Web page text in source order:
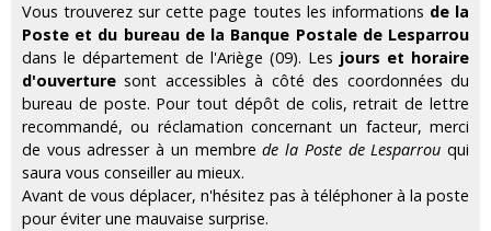
Vous trouverez sur cette page toutes les informations de la
Poste et du bureau de la Banque Postale de Lesparrou
dans le département de l'Ariège (09). Les jours et horaire
d'ouverture sont accessibles à côté des coordonnées du
bureau de poste. Pour tout dépôt de colis, retrait de lettre
recommandé, ou réclamation concernant un facteur, merci
de vous adresser à un membrede la Poste de Lesparrou qui
saura vous conseiller au mieux.
Avant de vous déplacer, n'hésitez pas à téléphoner à la poste
pour éviter une mauvaise surprise.